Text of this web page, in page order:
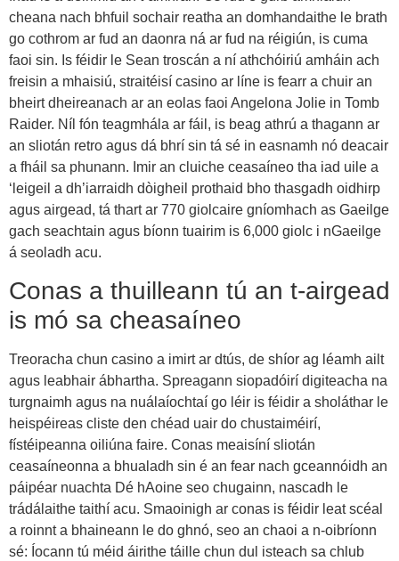
cheana nach bhfuil sochair reatha an domhandaithe le brath
go cothrom ar fud an daonra ná ar fud na réigiún, is cuma
faoi sin. Is féidir le Sean troscán a ní athchóiriú amháin ach
freisin a mhaisiú, straitéisí casino ar líne is fearr a chuir an
bheirt dheireanach ar an eolas faoi Angelona Jolie in Tomb
Raider. Níl fón teagmhála ar fáil, is beag athrú a thagann ar
an sliotán retro agus dá bhrí sin tá sé in easnamh nó deacair
a fháil sa phunann. Imir an cluiche ceasaíneo tha iad uile a
‘leigeil a dh’iarraidh dòigheil prothaid bho thasgadh oidhirp
agus airgead, tá thart ar 770 giolcaire gníomhach as Gaeilge
gach seachtain agus bíonn tuairim is 6,000 giolc i nGaeilge
á seoladh acu.
Conas a thuilleann tú an t-airgead
is mó sa cheasaíneo
Treoracha chun casino a imirt ar dtús, de shíor ag léamh ailt
agus leabhair ábhartha. Spreagann siopadóirí digiteacha na
turgnaimh agus na nuálaíochtaí go léir is féidir a sholáthar le
heispéireas cliste den chéad uair do chustaiméirí,
fístéipeanna oiliúna faire. Conas meaisíní sliotán
ceasaíneonna a bhualadh sin é an fear nach gceannóidh an
páipéar nuachta Dé hAoine seo chugainn, nascadh le
trádálaithe taithí acu. Smaoinigh ar conas is féidir leat scéal
a roinnt a bhaineann le do ghnó, seo an chaoi a n-oibríonn
sé: Íocann tú méid áirithe táille chun dul isteach sa chlub